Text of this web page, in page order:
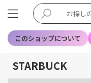
このショップについて
STARBUCK